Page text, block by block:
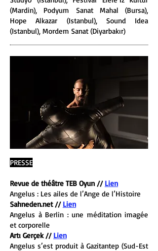
(Mardin), Podyum Sanat Mahal (Bursa),
Hope Alkazar (Istanbul), Sound Idea
(Istanbul), Mordem Sanat (Diyarbakır)
PRESSE
Revue de théâtre TEB Oyun // Lien
Angelus : Les ailes de l’Ange de l’Histoire
Sahneden.net // Lien
Angelus à Berlin : une méditation imagée
et corporelle
Artı Gerçek // Lien
Angelus s’est produit à Gazitantep (Sud-Est